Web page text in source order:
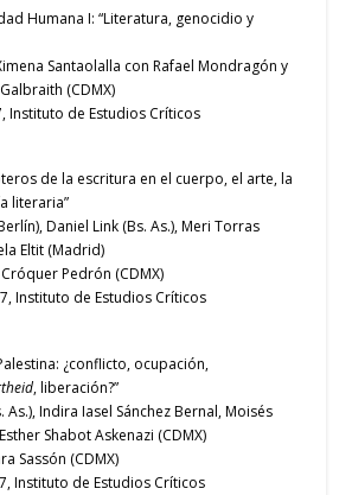
Humana I: “Literatura, genocidio y
Santaolalla con Rafael Mondragón y
(CDMX)
Instituto de Estudios Críticos
de la escritura en el cuerpo, el arte, la
literaria”
Daniel Link (Bs. As.), Meri Torras
Eltit (Madrid)
Pedrón (CDMX)
Instituto de Estudios Críticos
¿conflicto, ocupación,
, liberación?”
As.), Indira Iasel Sánchez Bernal, Moisés
Shabot Askenazi (CDMX)
Sassón (CDMX)
Instituto de Estudios Críticos